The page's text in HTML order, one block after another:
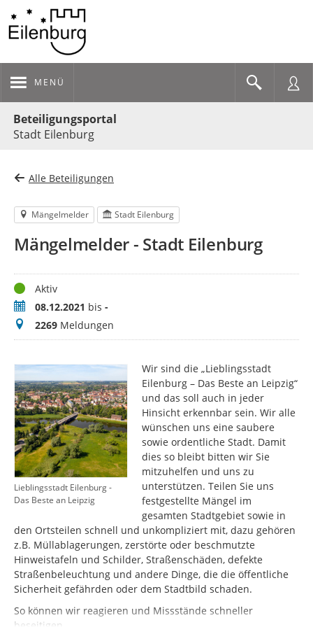
MENÜ
Beteiligungsportal
Stadt Eilenburg
Alle Beteiligungen
Mängelmelder Stadt Eilenburg
Mängelmelder - Stadt Eilenburg
StatusAktiv
Zeitraum08.12.2021 bis -
Meldungen
2269 Meldungen
Lieblingsstadt Eilenburg -
Das Beste an Leipzig
Wir sind die „Lieblingsstadt
Eilenburg – Das Beste an Leipzig“
und das soll auch in jeder
Hinsicht erkennbar sein. Wir alle
wünschen uns eine saubere
sowie ordentliche Stadt. Damit
dies so bleibt bitten wir Sie
mitzuhelfen und uns zu
unterstützen. Teilen Sie uns
festgestellte Mängel im
gesamten Stadtgebiet sowie in
den Ortsteilen schnell und unkompliziert mit, dazu gehören
z.B. Müllablagerungen, zerstörte oder beschmutzte
Hinweistafeln und Schilder, Straßenschäden, defekte
Straßenbeleuchtung und andere Dinge, die die öffentliche
Sicherheit gefährden oder dem Stadtbild schaden.
So können wir reagieren und Missstände schneller